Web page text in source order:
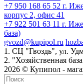
+7 950 168 65 52 г.
корпус 2, офис 41
+7 922 501 63 11 г.
база)
gvozd@kupipol.ru
1. СЦ "Гвоздь", ул.
2. "Хозяйственная
2026 © Купипол -